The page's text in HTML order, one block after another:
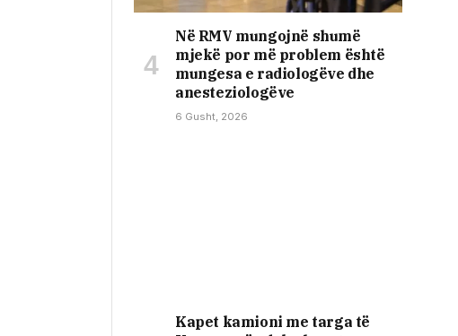
Në RMV mungojnë shumë
mjekë por më problem është
mungesa e radiologëve dhe
anesteziologëve
6 Gusht, 2026
Kapet kamioni me targa të